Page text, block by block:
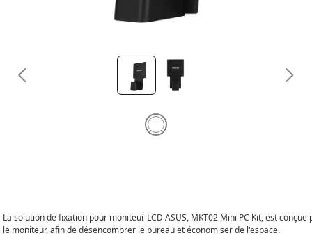
La solution de fixation pour moniteur LCD ASUS, MKT02 Mini PC Kit, est
le moniteur, afin de désencombrer le bureau et économiser de l'espace.